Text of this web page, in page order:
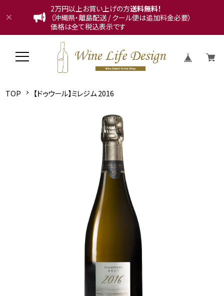
2万円以上お買い上げの方送料無料！
（沖縄県・離島配送 / クール便は追加料金必要）
価格は全て税込表示です
TOP 【ドゥウール】ミレジム 2016